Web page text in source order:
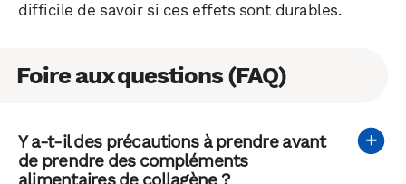
difficile de savoir si ces effets sont durables.
Foire aux questions (FAQ)
Y a-t-il des précautions à prendre avant
de prendre des compléments